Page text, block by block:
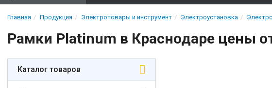
Главная Продукция Электротовары и инструмент Электроустановка
Рамки Platinum в Краснодаре цены
Каталог товаров